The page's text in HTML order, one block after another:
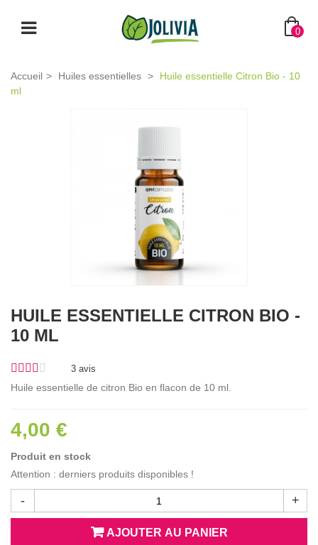
0
Accueil > Huiles essentielles >
Huile essentielle Citron Bio - 10
ml
HUILE ESSENTIELLE CITRON BIO -
10 ML
3 avis
Huile essentielle de citron Bio en flacon de 10 ml.
4,00 €
Produit en stock
Attention : derniers produits disponibles !
- +
AJOUTER AU PANIER